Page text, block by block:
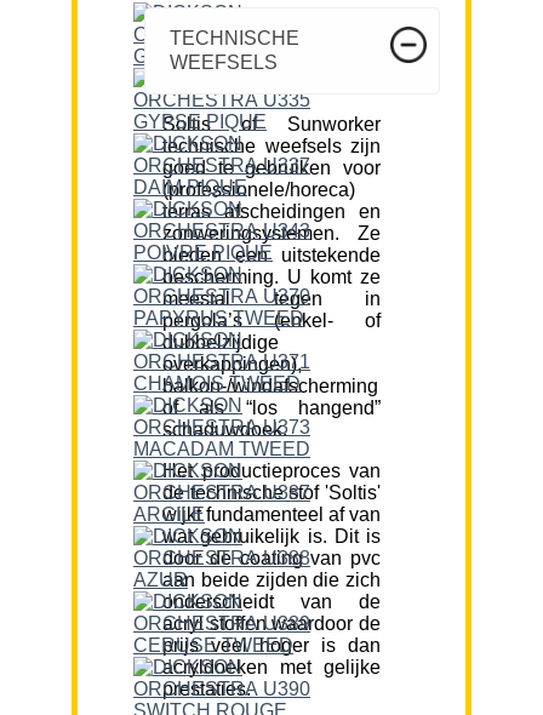
TECHNISCHE
WEEFSELS
Soltis of Sunworker
technische weefsels zijn
goed te gebruiken voor
(professionele/horeca)
terras afscheidingen en
zonweringsystemen. Ze
bieden een uitstekende
bescherming. U komt ze
meestal tegen in
pergola’s (enkel- of
dubbelzijdige
overkappingen),
balkon-/windafscherming
of als “los hangend”
schaduwdoek.
Het productieproces van
de technische stof 'Soltis'
wijkt fundamenteel af van
wat gebruikelijk is. Dit is
door de coating van pvc
aan beide zijden die zich
onderscheidt van de
acryl stoffen waardoor de
prijs veel hoger is dan
acryldoeken met gelijke
prestaties.